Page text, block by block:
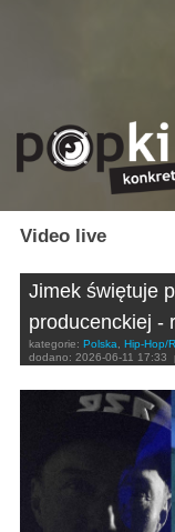
Video live
Jimek świętuje
producenckiej -
kategorie: Polska, Hip-Hop/
dodano: 2026-06-11 17:33